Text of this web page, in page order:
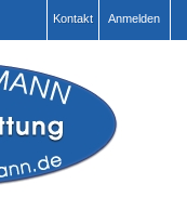
Anmelden
Kontakt